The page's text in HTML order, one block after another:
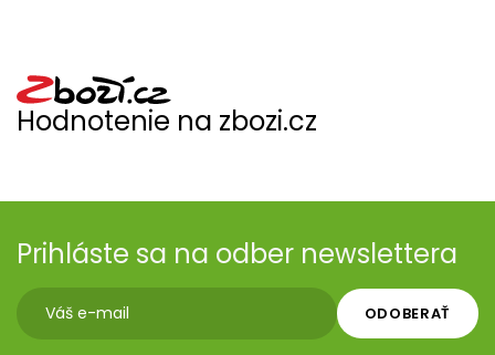
Hodnotenie na zbozi.cz
Prihláste sa na odber newslettera
ODOBERAŤ